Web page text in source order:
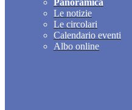
Panoramica
Le notizie
Le circolari
Calendario eventi
Albo online